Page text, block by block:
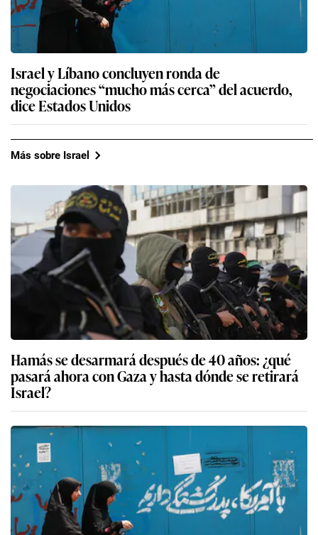
Israel y Líbano concluyen ronda de
negociaciones “mucho más cerca” del acuerdo,
dice Estados Unidos
Más sobre Israel
Hamás se desarmará después de 40 años: ¿qué
pasará ahora con Gaza y hasta dónde se retirará
Israel?